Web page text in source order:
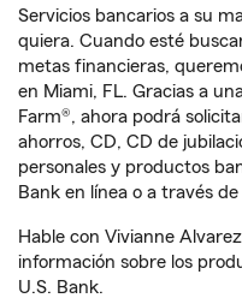
Servicios bancarios a su
quiera. Cuando esté
metas financieras,
en Miami, FL. Gracias a
Farm®, ahora podrá
ahorros, CD, CD de
personales y productos
Bank en línea o a través
Hable con Vivianne
información sobre los
U.S. Bank.